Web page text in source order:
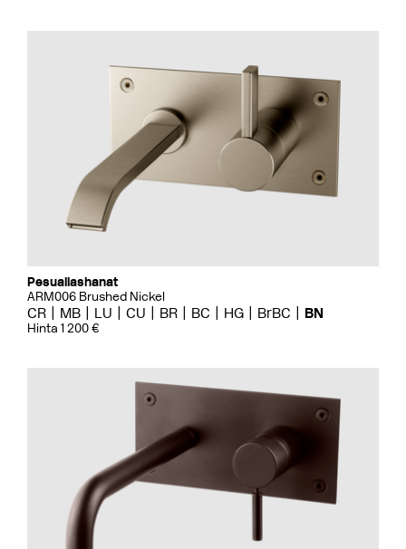
Pesuallashanat
ARM006 Brushed Nickel
CR MB LU CU BR BC HG BrBC BN
Hinta 1 200 €